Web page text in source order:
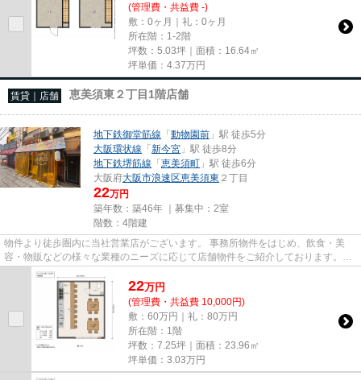
(管理費・共益費 -)
敷：0ヶ月｜礼：0ヶ月
所在階：1-2階
坪数：5.03坪｜面積：16.64㎡
坪単価： 4.37万円
賃貸｜店舗 恵美須東２丁目1階店舗
地下鉄御堂筋線 「動物園前 」駅 徒歩5分
大阪環状線 「新今宮 」駅 徒歩8分
地下鉄堺筋線 「恵美須町 」駅 徒歩6分
大阪府大阪市浪速区恵美須東 ２丁目
22万円
築年数：築46年 ｜募集中： 2室
階数：4階建
物件より徒歩圏内に当社営業店がございます。 事務所物件をはじめ、飲食・美
容・物販などの様々な業種のニーズに応じて店舗物件をご紹介しております。
尚、弊社ではおとり広告は一切...
22万円
(管理費・共益費 10,000円)
敷：60万円｜礼：80万円
所在階：1階
坪数：7.25坪｜面積：23.96㎡
坪単価： 3.03万円